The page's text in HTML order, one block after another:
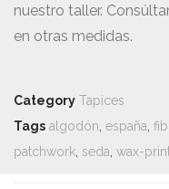
nuestro taller.
en otras medidas.
Category Tapices
Tags algodón españa
patchwork seda wax-